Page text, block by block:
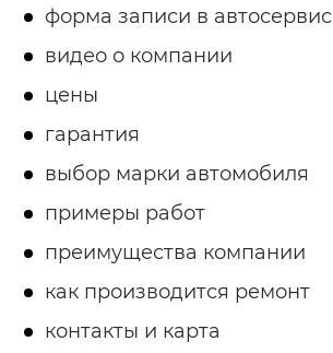
форма записи в автосервис
видео о компании
цены
гарантия
выбор марки автомобиля
примеры работ
преимущества компании
как производится ремонт
контакты и карта